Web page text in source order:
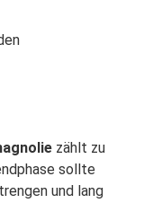
zählt zu
sollte
und lang